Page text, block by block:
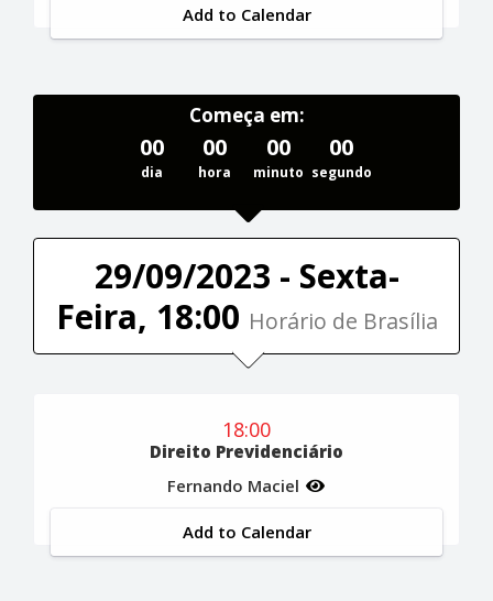
Add to Calendar
Começa em:
00
dia
00
hora
00
minuto
00
segundo
29/09/2023 - Sexta-
Feira, 18:00 Horário de Brasília
18:00
Direito Previdenciário
Fernando Maciel
Add to Calendar